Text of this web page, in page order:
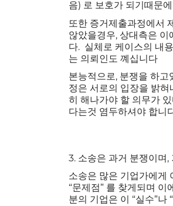
음) 로 보호가 되기때문
또한 증거제출과정에서
않았을경우, 상대측은
다. 실체로 케이스의 내
는 의뢰인도 꼐십니다
본능적으로, 분쟁을 하
정은 서로의 입장을 밝
히 해나가야 할 의무가
다는것 염두하셔야 합니
3. 소송은 과거 분쟁이며
소송은 많은 기업가에게
“문제점” 를 찾게되며
분의 기업은 이 “실수”나